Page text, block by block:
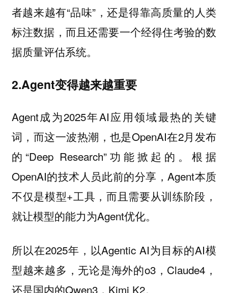
者越来越有“品味”，还是得靠高质量的人类
标注数据，而且还需要一个经得住考验的数
据质量评估系统。
2.Agent变得越来越重要
Agent成为2025年AI应用领域最热的关键
词，而这一波热潮，也是OpenAI在2月发布
的“Deep Research”功能掀起的。根据
OpenAI的技术人员此前的分享，Agent本质
不仅是模型+工具，而且需要从训练阶段，
就让模型的能力为Agent优化。
所以在2025年，以Agentic AI为目标的AI模
型越来越多，无论是海外的o3，Claude4，
还是国内的Qwen3，Kimi K2。